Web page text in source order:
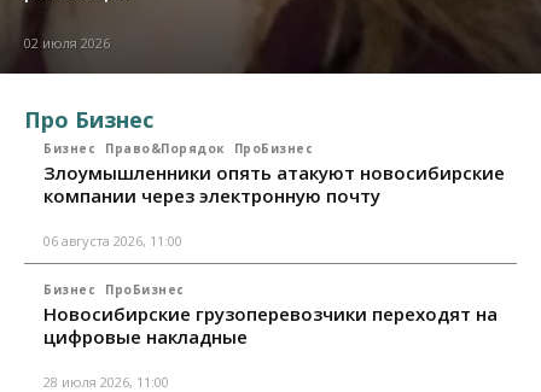
02 июля 2026
Про Бизнес
Бизнес Право&Порядок ПроБизнес
Злоумышленники опять атакуют новосибирские
компании через электронную почту
06 августа 2026, 11:00
Бизнес ПроБизнес
Новосибирские грузоперевозчики переходят на
цифровые накладные
28 июля 2026, 11:00